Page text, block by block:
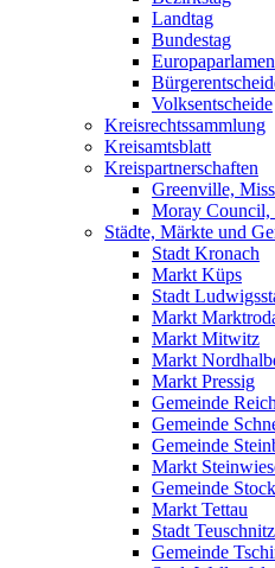
Landtag
Bundestag
Volksentscheide
Kreisrechtssammlung
Kreisamtsblatt
Kreispartnerschaften
Greenville,
Moray Council,
Städte, Märkte und
Stadt Kronach
Markt Küps
Stadt
Markt
Markt Mitwitz
Markt
Markt Pressig
Gemeinde
Gemeinde
Gemeinde
Markt
Gemeinde
Markt Tettau
Stadt Teuschnitz
Gemeinde